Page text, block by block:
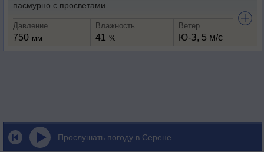
пасмурно с просветами
Давление
750 мм
Влажность
41 %
Ветер
Ю-З, 5 м/с
Прослушать погоду в Серене